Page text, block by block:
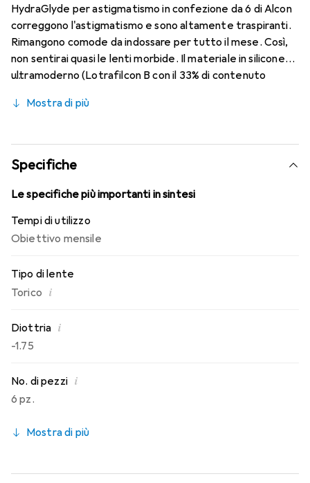
HydraGlyde per astigmatismo in confezione da 6 di Alcon
correggono l'astigmatismo e sono altamente traspiranti.
Rimangono comode da indossare per tutto il mese. Così,
non sentirai quasi le lenti morbide. Il materiale in silicone
ultramoderno (Lotrafilcon B con il 33% di contenuto
Moisture Matrix e la nota tecnologia SmartShield,
conosci. Un comfort duraturo e senza interruzioni per
tutto il giorno con le lenti mensili.
Mostra di più
Specifiche
Le specifiche più importanti in sintesi
Tempi di utilizzo
Obiettivo mensile
Tipo di lente
Torico i
Diottria i
-1.75
No. di pezzi i
6 pz.
Mostra di più